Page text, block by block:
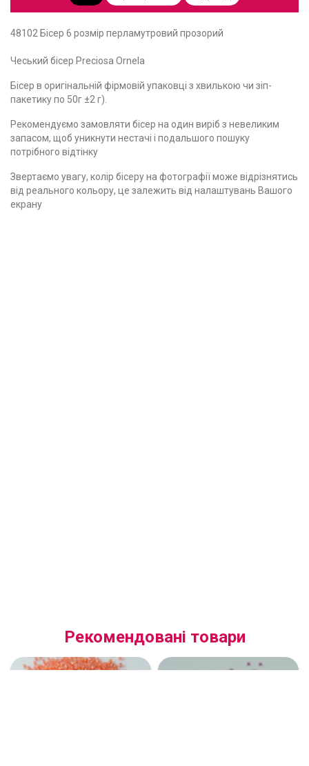
48102 Бісер 6 розмір перламутровий прозорий
Чеський бісер Preciosa Ornela
Бісер в оригінальній фірмовій упаковці з хвилькою чи зіп-
пакетику по 50г ±2 г).
Рекомендуємо замовляти бісер на один виріб з невеликим
запасом, щоб уникнути нестачі і подальшого пошуку
потрібного відтінку
Звертаємо увагу, колір бісеру на фотографії може відрізнятись
від реального кольору, це залежить від налаштувань Вашого
екрану
Рекомендовані товари